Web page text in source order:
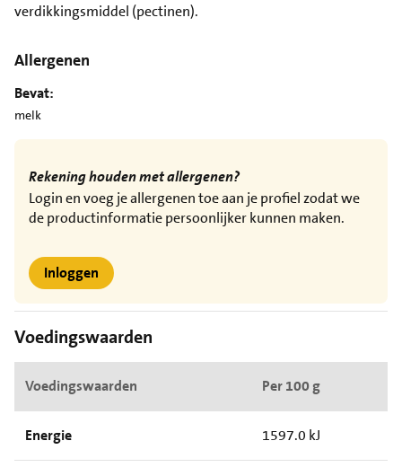
verdikkingsmiddel (pectinen).
Allergenen
Bevat:
melk
Rekening houden met allergenen?
Login en voeg je allergenen toe aan je profiel zodat we
de productinformatie persoonlijker kunnen maken.
Inloggen
Voedingswaarden
Voedingswaarden Per 100 g
Energie 1597.0 kJ